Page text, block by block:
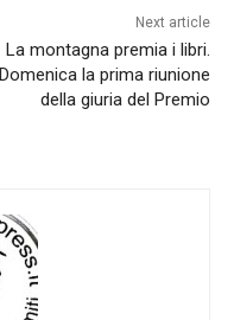
Next article
La montagna premia i libri.
Domenica la prima riunione
della giuria del Premio